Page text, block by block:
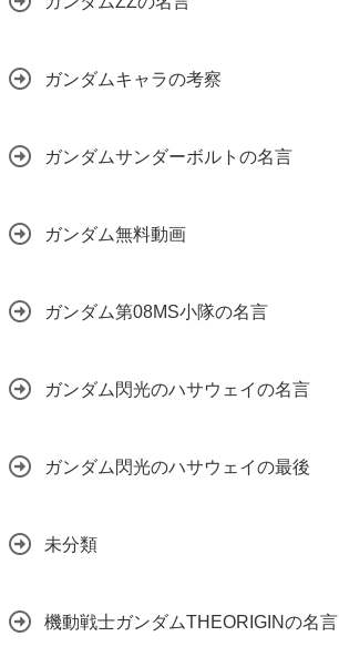
ガンダムキャラの考察
ガンダムサンダーボルトの名言
ガンダム無料動画
ガンダム第08MS小隊の名言
ガンダム閃光のハサウェイの名言
ガンダム閃光のハサウェイの最後
未分類
機動戦士ガンダムTHEORIGINの名言